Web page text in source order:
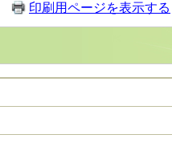
印刷用ページを表示する